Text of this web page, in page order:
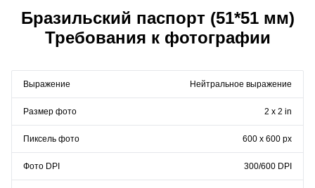
Бразильский паспорт (51*51 мм)
Требования к фотографии
Выражение Нейтральное выражение
Размер фото 2 x 2 in
Пиксель фото 600 x 600 px
Фото DPI 300/600 DPI